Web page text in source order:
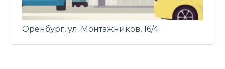
Оренбург, ул. Монтажников, 16/4